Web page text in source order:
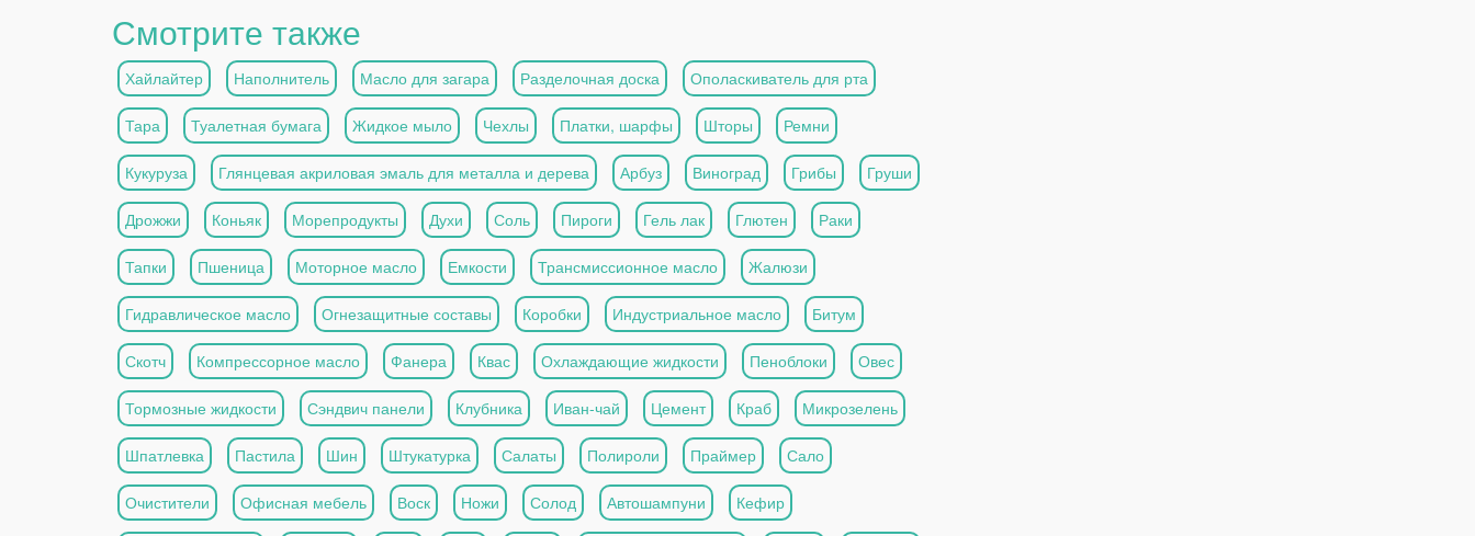
Смотрите также
Хайлайтер Наполнитель Масло для загара Разделочная доска Ополаскиватель для рта
Тара Туалетная бумага Жидкое мыло Чехлы Платки, шарфы Шторы Ремни
Кукуруза Глянцевая акриловая эмаль для металла и дерева Арбуз Виноград Грибы Груши
Дрожжи Коньяк Морепродукты Духи Соль Пироги Гель лак Глютен Раки
Тапки Пшеница Моторное масло Емкости Трансмиссионное масло Жалюзи
Гидравлическое масло Огнезащитные составы Коробки Индустриальное масло Битум
Скотч Компрессорное масло Фанера Квас Охлаждающие жидкости Пеноблоки Овес
Тормозные жидкости Сэндвич панели Клубника Иван-чай Цемент Краб Микрозелень
Шпатлевка Пастила Шин Штукатурка Салаты Полироли Праймер Сало
Очистители Офисная мебель Воск Ножи Солод Автошампуни Кефир